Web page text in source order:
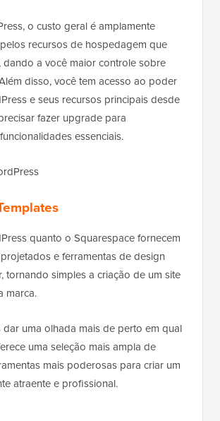
o custo geral é amplamente
recursos de hospedagem que
dando a você maior controle sobre
disso, você tem acesso ao poder
e seus recursos principais desde
fazer upgrade para
essenciais.
quanto o Squarespace fornecem
e ferramentas de design
tornando simples a criação de um site
marca.
dar uma olhada mais de perto em qual
uma seleção mais ampla de
mais poderosas para criar um
atraente e profissional.